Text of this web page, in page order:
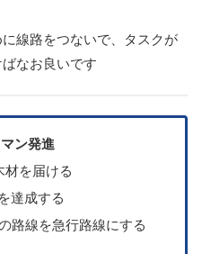
線路をつないで、タスクが
なお良いです
ン発進
材を届ける
達成する
路線を急行路線にする